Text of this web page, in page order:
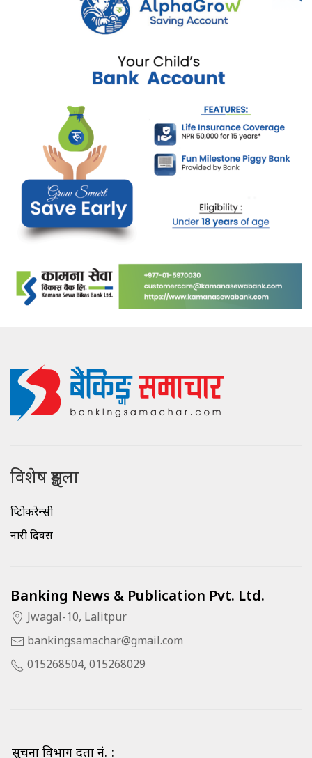
विशेष शृङ्खला
क्रिप्टोकरेन्सी
नारी दिवस
Banking News & Publication Pvt. Ltd.
Jwagal-10, Lalitpur
bankingsamachar@gmail.com
015268504, 015268029
सूचना विभाग दर्ता नं. :